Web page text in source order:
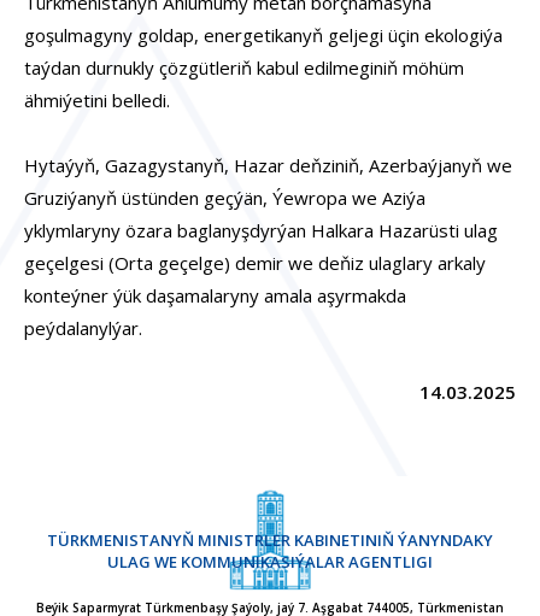
goşulmagyny goldap, energetikanyň geljegi üçin ekologiýa
taýdan durnukly çözgütleriň kabul edilmeginiň möhüm
ähmiýetini belledi.
Hytaýyň, Gazagystanyň, Hazar deňziniň, Azerbaýjanyň we
Gruziýanyň üstünden geçýän, Ýewropa we Aziýa
yklymlaryny özara baglanyşdyrýan Halkara Hazarüsti ulag
geçelgesi (Orta geçelge) demir we deňiz ulaglary arkaly
konteýner ýük daşamalaryny amala aşyrmakda
peýdalanylýar.
14.03.2025
TÜRKMENISTANYŇ MINISTRLER KABINETINIŇ ÝANYNDAKY
ULAG WE KOMMUNIKASIÝALAR AGENTLIGI
Beýik Saparmyrat Türkmenbaşy Şaýoly, jaý 7. Aşgabat 744005, Türkmenistan